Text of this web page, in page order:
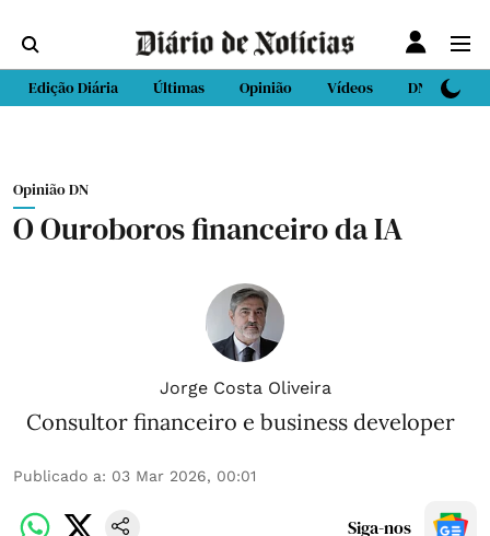
Edição Diária Últimas Opinião Vídeos DN Sport
Opinião DN
O Ouroboros financeiro da IA
Jorge Costa Oliveira
Consultor financeiro e business developer
Publicado a: 03 Mar 2026, 00:01
Siga-nos